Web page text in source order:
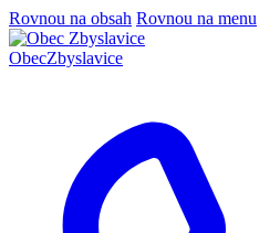
Rovnou na obsah Rovnou na menu
ObecZbyslavice